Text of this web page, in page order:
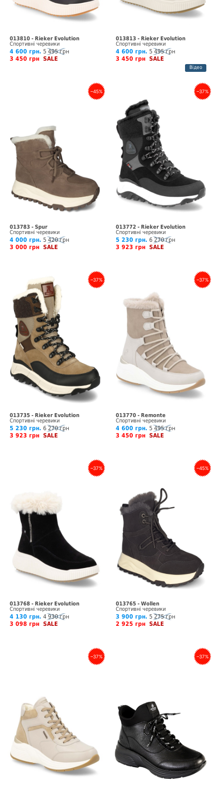
013810 - Rieker Evolution
Спортивні черевики
4 600 грн. 5 495 грн
3 450 грн SALE
013813 - Rieker Evolution
Спортивні черевики
4 600 грн. 5 495 грн
3 450 грн SALE
Відео
–45%
013783 - Spur
Спортивні черевики
4 000 грн. 5 420 грн
3 000 грн SALE
–37%
013772 - Rieker Evolution
Спортивні черевики
5 230 грн. 6 270 грн
3 923 грн SALE
–37%
013735 - Rieker Evolution
Спортивні черевики
5 230 грн. 6 270 грн
3 923 грн SALE
–37%
013770 - Remonte
Спортивні черевики
4 600 грн. 5 495 грн
3 450 грн SALE
–37%
013768 - Rieker Evolution
Спортивні черевики
4 130 грн. 4 930 грн
3 098 грн SALE
–45%
013765 - Wollen
Спортивні черевики
3 900 грн. 5 275 грн
2 925 грн SALE
–37% –37%